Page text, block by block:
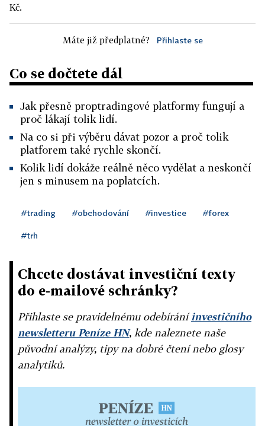
Kč.
Máte již předplatné? Přihlaste se
Co se dočtete dál
Jak přesně proptradingové platformy fungují a
proč lákají tolik lidí.
Na co si při výběru dávat pozor a proč tolik
platforem také rychle skončí.
Kolik lidí dokáže reálně něco vydělat a neskončí
jen s minusem na poplatcích.
#trading #obchodování #investice #forex
#trh
Chcete dostávat investiční texty
do e-mailové schránky?
Přihlaste se pravidelnému odebíráníinvestičního
newsletteru Peníze HN, kde naleznete naše
původní analýzy, tipy na dobré čtení nebo glosy
analytiků.